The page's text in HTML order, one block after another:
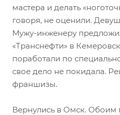
мастера и делать
говоря, не оценили.
Мужу-инженеру
«Транснефти» в
поработали по
свое дело не покидала.
франшизы.
Вернулись в Омск. Обоим